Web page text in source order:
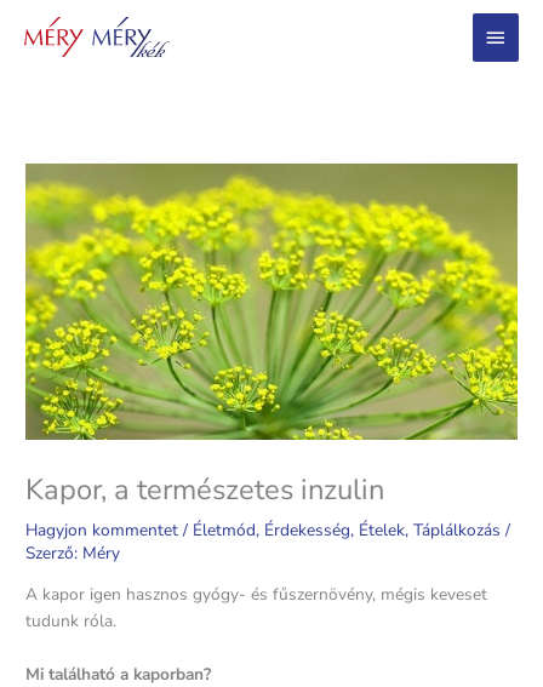
Main
Menu
Kapor, a természetes inzulin
Hagyjon kommentet / Életmód, Érdekesség, Ételek,Táplálkozás /
Szerző: Méry
A kapor igen hasznos gyógy- és fűszernövény, mégis keveset
tudunk róla.
Mi található a kaporban?